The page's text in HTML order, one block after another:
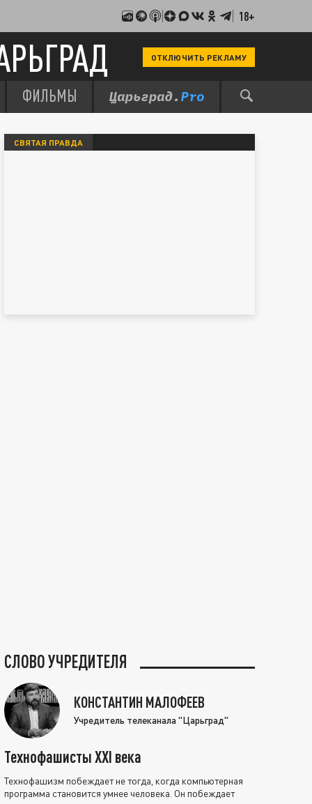
18+
ОТКЛЮЧИТЬ РЕКЛАМУ
ФИЛЬМЫ
СВЯТАЯ ПРАВДА
СЛОВО УЧРЕДИТЕЛЯ
КОНСТАНТИН МАЛОФЕЕВ
Учредитель телеканала "Царьград"
Технофашисты XXI века
Технофашизм побеждает не тогда, когда компьютерная
программа становится умнее человека. Он побеждает